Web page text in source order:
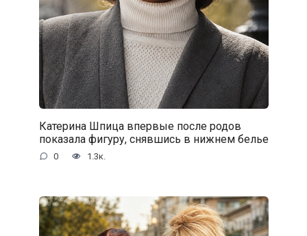
Катерина Шпица впервые после родов
показала фигуру, снявшись в нижнем белье
0 1.3к.